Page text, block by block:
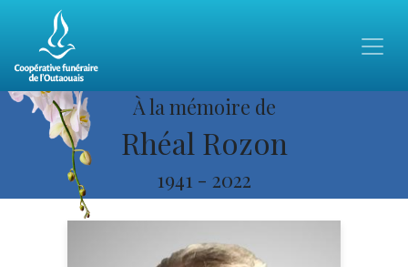
À la mémoire de
Rhéal Rozon
1941 - 2022